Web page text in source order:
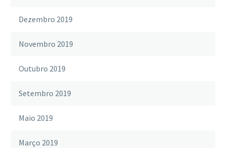
Dezembro 2019
Novembro 2019
Outubro 2019
Setembro 2019
Maio 2019
Março 2019